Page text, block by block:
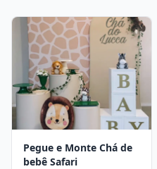
Pegue e Monte Chá de
bebê Safari